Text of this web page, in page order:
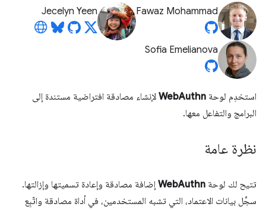
Fawaz Mohammad
Jecelyn Yeen
Sofia Emelianova
استخدِم لوحة WebAuthn لإنشاء مصادقة افتراضية مستندة إلى
البرامج والتفاعل معها.
نظرة عامة
تتيح لك لوحة WebAuthn إضافة مصادقة وإعادة تسميتها وإزالتها.
سجِّل بيانات الاعتماد، التي تشبه المستخدمين، في أداة مصادقة واتّبِع